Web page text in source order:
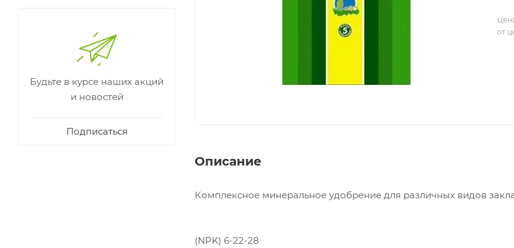
от
Описание
Комплексное минеральное удобрение для различных видов
(NPK) 6-22-28
Будьте в курсе наших акций
и новостей
Подписаться